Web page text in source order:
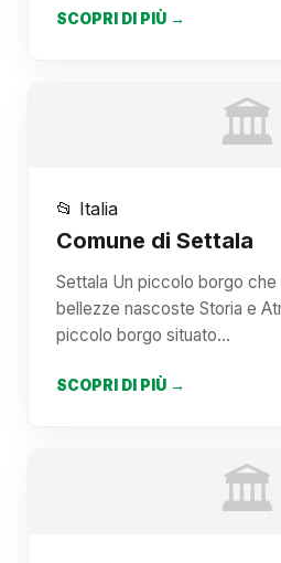
SCOPRI DI PIÙ →
🏛️
📂 Italia
Comune di Settala
Settala Un piccolo borgo
bellezze nascoste Storia e
piccolo borgo situato…
SCOPRI DI PIÙ →
🏛️